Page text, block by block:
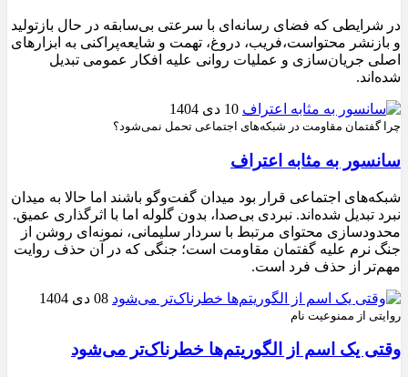
در شرایطی که فضای رسانه‌ای با سرعتی بی‌سابقه در حال بازتولید
و بازنشر محتواست،فریب، دروغ، تهمت و شایعه‌پراکنی به ابزارهای
اصلی جریان‌سازی و عملیات روانی علیه افکار عمومی تبدیل
شده‌اند.
10 دی 1404
چرا گفتمان مقاومت در شبکه‌های اجتماعی تحمل نمی‌شود؟
سانسور به مثابه اعتراف
شبکه‌های اجتماعی قرار بود میدان گفت‌وگو باشند اما حالا به میدان
نبرد تبدیل شده‌اند. نبردی بی‌صدا، بدون گلوله اما با اثرگذاری عمیق.
محدودسازی محتوای مرتبط با سردار سلیمانی، نمونه‌ای روشن از
جنگ نرم علیه گفتمان مقاومت است؛ جنگی که در آن حذف روایت
مهم‌تر از حذف فرد است.
08 دی 1404
روایتی از ممنوعیت نام
وقتی یک اسم از الگوریتم‌ها خطرناک‌تر می‌شود